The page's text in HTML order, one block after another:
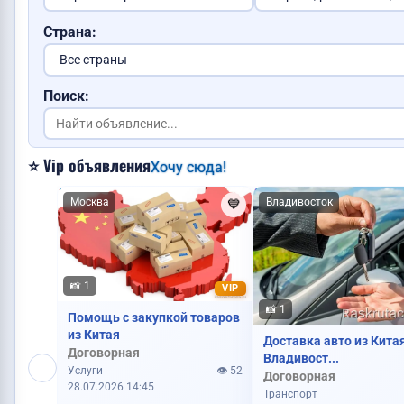
Куплю авто
Куплю дом
Куплю видеокарту
Страна:
Поиск:
⭐ Vip объявленияХочу сюда!
VIP
Москва
📸 1
💙
Помощь с закупкой товаров
из Китая
Договорная
Услуги
👁️ 52
28.07.2026 14:45
Владивосток
📸 1
Доставка авто из
Владивост...
Договорная
Транспорт